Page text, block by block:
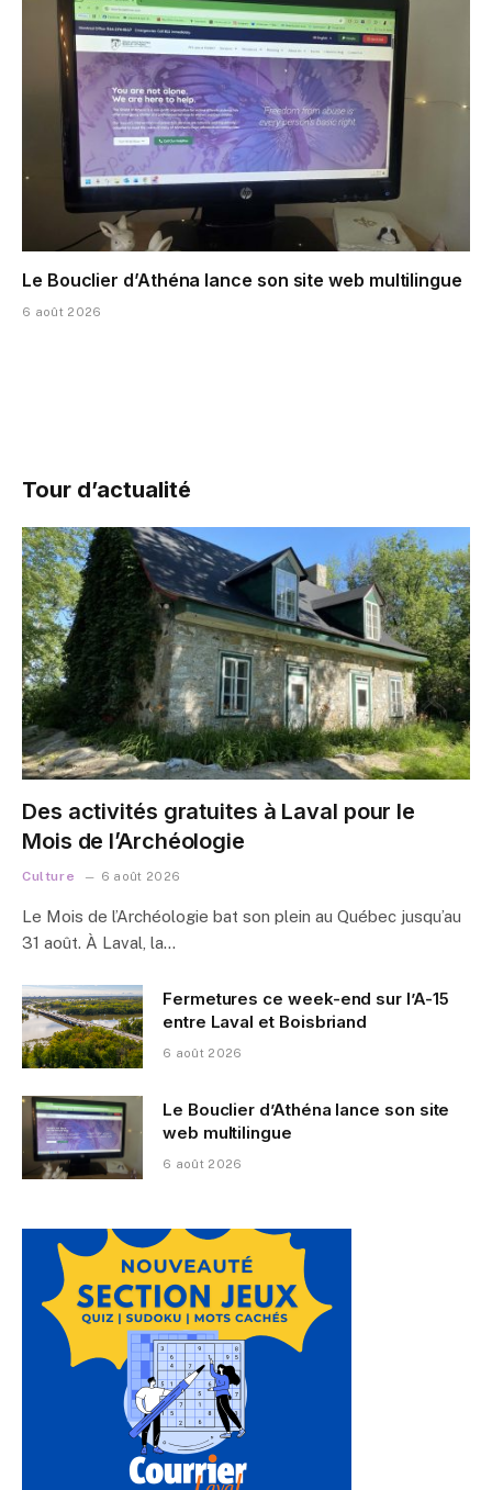
Le Bouclier d’Athéna lance son site web multilingue
6 août 2026
Tour d’actualité
Des activités gratuites à Laval pour le
Mois de l’Archéologie
Culture 6 août 2026
Le Mois de l’Archéologie bat son plein au Québec jusqu’au
31 août. À Laval, la…
Fermetures ce week-end sur l’A-15
entre Laval et Boisbriand
6 août 2026
Le Bouclier d’Athéna lance son site
web multilingue
6 août 2026